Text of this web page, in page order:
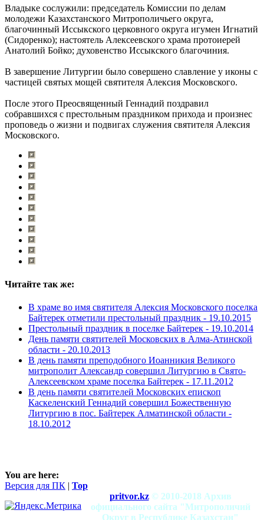
Владыке сослужили: председатель Комиссии по делам
молодежи Казахстанского Митрополичьего округа,
благочинный Иссыкского церковного округа игумен Игнатий
(Сидоренко); настоятель Алексеевского храма протоиерей
Анатолий Бойко; духовенство Иссыкского благочиния.
В завершение Литургии было совершено славление у иконы с
частицей святых мощей святителя Алексия Московского.
После этого Преосвященный Геннадий поздравил
собравшихся с престольным праздником прихода и произнес
проповедь о жизни и подвигах служения святителя Алексия
Московского.
Читайте так же:
В храме во имя святителя Алексия Московского поселка
Байтерек отметили престольный праздник - 19.10.2015
Престольный праздник в поселке Байтерек - 19.10.2014
День памяти святителей Московских в Алма-Атинской
области - 20.10.2013
В день памяти преподобного Иоанникия Великого
митрополит Александр совершил Литургию в Свято-
Алексеевском храме поселка Байтерек - 17.11.2012
В день памяти святителей Московских епископ
Каскеленский Геннадий совершил Божественную
Литургию в пос. Байтерек Алматинской области -
18.10.2012
You are here:
Версия для ПК | Top
pritvor.kz © 2010-2018 Архив
официального сайта "Митрополичий
Округ в Республике Казахстан"